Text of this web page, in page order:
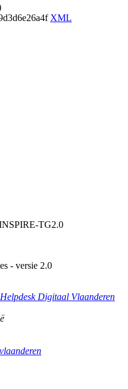
XML
TG2.0
- versie 2.0
Helpdesk Digitaal Vlaanderen